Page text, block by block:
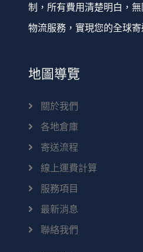
制，所有費用清楚明白，
物流服務，實現您的全球寄
地圖導覽
關於我們
各地倉庫
寄送流程
線上運費計算
服務項目
最新消息
聯絡我們